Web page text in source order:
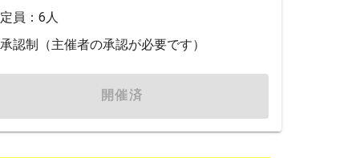
定員：6人
承認制（主催者の承認が必要です）
開催済